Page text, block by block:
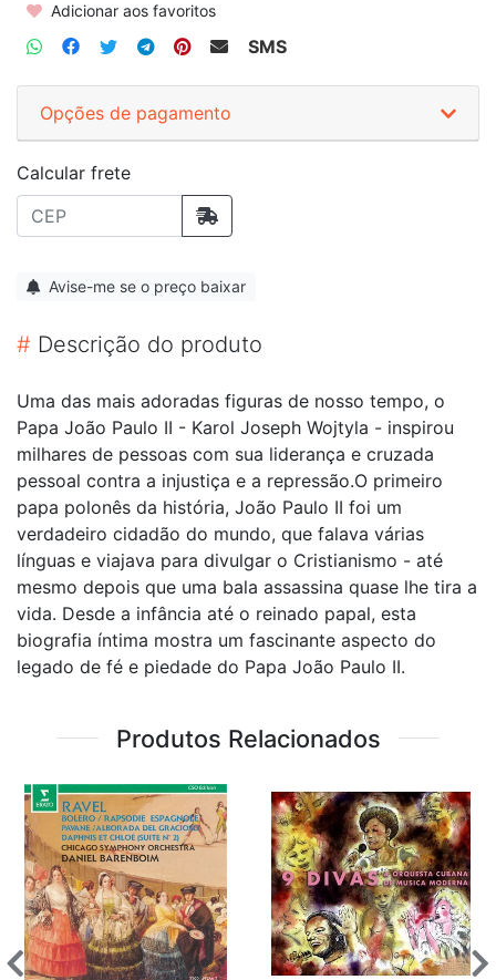
Adicionar aos favoritos
SMS
Opções de pagamento
Calcular frete
Avise-me se o preço baixar
# Descrição do produto
Uma das mais adoradas figuras de nosso tempo, o
Papa João Paulo II - Karol Joseph Wojtyla - inspirou
milhares de pessoas com sua liderança e cruzada
pessoal contra a injustiça e a repressão.O primeiro
papa polonês da história, João Paulo II foi um
verdadeiro cidadão do mundo, que falava várias
línguas e viajava para divulgar o Cristianismo - até
mesmo depois que uma bala assassina quase lhe tira a
vida. Desde a infância até o reinado papal, esta
biografia íntima mostra um fascinante aspecto do
legado de fé e piedade do Papa João Paulo II.
Produtos Relacionados